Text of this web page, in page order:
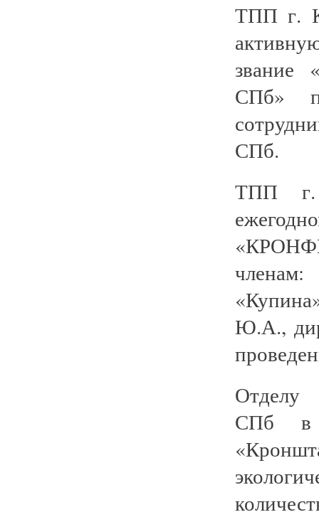
ТПП г.
звание
СПб»
СПб.
ТПП г.
Ю.А.,
Отделу
СПб в